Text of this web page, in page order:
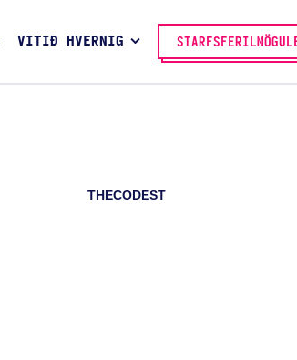
VITIÐ HVERNIG
THECODEST